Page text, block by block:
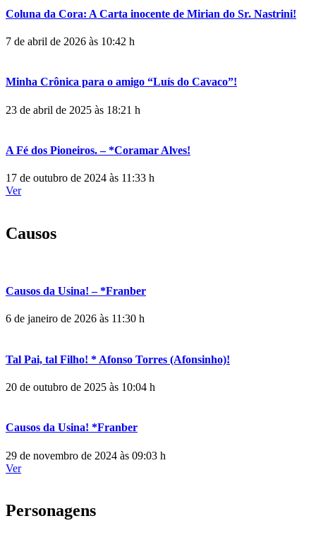
Coluna da Cora: A Carta inocente de Mirian do Sr. Nastrini!
7 de abril de 2026 às 10:42 h
Minha Crônica para o amigo “Luís do Cavaco”!
23 de abril de 2025 às 18:21 h
A Fé dos Pioneiros. – *Coramar Alves!
17 de outubro de 2024 às 11:33 h
Ver
Causos
Causos da Usina! – *Franber
6 de janeiro de 2026 às 11:30 h
Tal Pai, tal Filho! * Afonso Torres (Afonsinho)!
20 de outubro de 2025 às 10:04 h
Causos da Usina! *Franber
29 de novembro de 2024 às 09:03 h
Ver
Personagens